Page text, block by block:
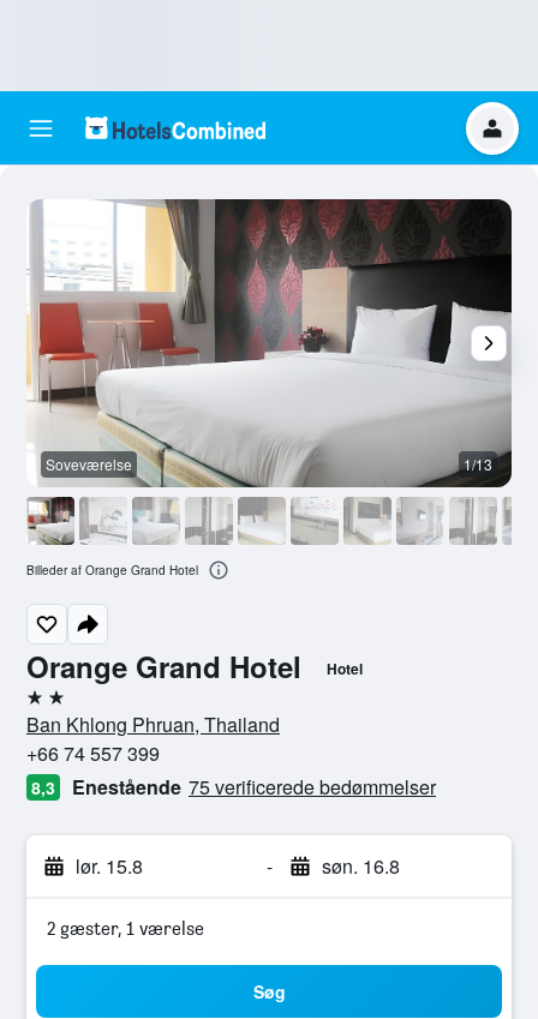
Orange Grand Hotel Hotel
2 stjerner
Ban Khlong Phruan, Thailand
+66 74 557 399
8,3 Enestående 75 verificerede bedømmelser
lør. 15.8 - søn. 16.8
2 gæster, 1 værelse
Søg
Soveværelse 1/13
Billeder af Orange Grand Hotel